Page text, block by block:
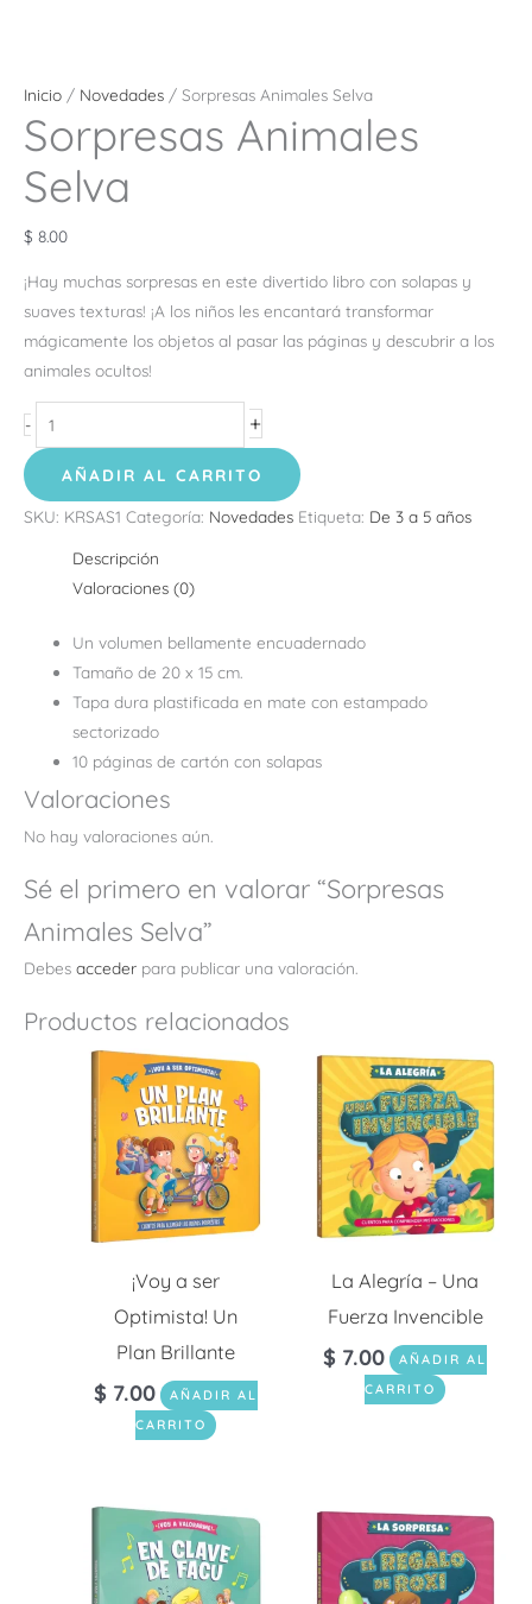
Inicio / Novedades / Sorpresas Animales Selva
Sorpresas Animales
Selva
$ 8.00
¡Hay muchas sorpresas en este divertido libro con solapas y
suaves texturas! ¡A los niños les encantará transformar
mágicamente los objetos al pasar las páginas y descubrir a los
animales ocultos!
- +
AÑADIR AL CARRITO
SKU: KRSAS1 Categoría: Novedades Etiqueta: De 3 a 5 años
Descripción
Valoraciones (0)
Un volumen bellamente encuadernado
Tamaño de 20 x 15 cm.
Tapa dura plastificada en mate con estampado
sectorizado
10 páginas de cartón con solapas
Valoraciones
No hay valoraciones aún.
Sé el primero en valorar “Sorpresas
Animales Selva”
Debes acceder para publicar una valoración.
Productos relacionados
¡Voy a ser
Optimista! Un
Plan Brillante
$ 7.00
AÑADIR AL
CARRITO
La Alegría – Una
Fuerza Invencible
$ 7.00
AÑADIR AL
CARRITO